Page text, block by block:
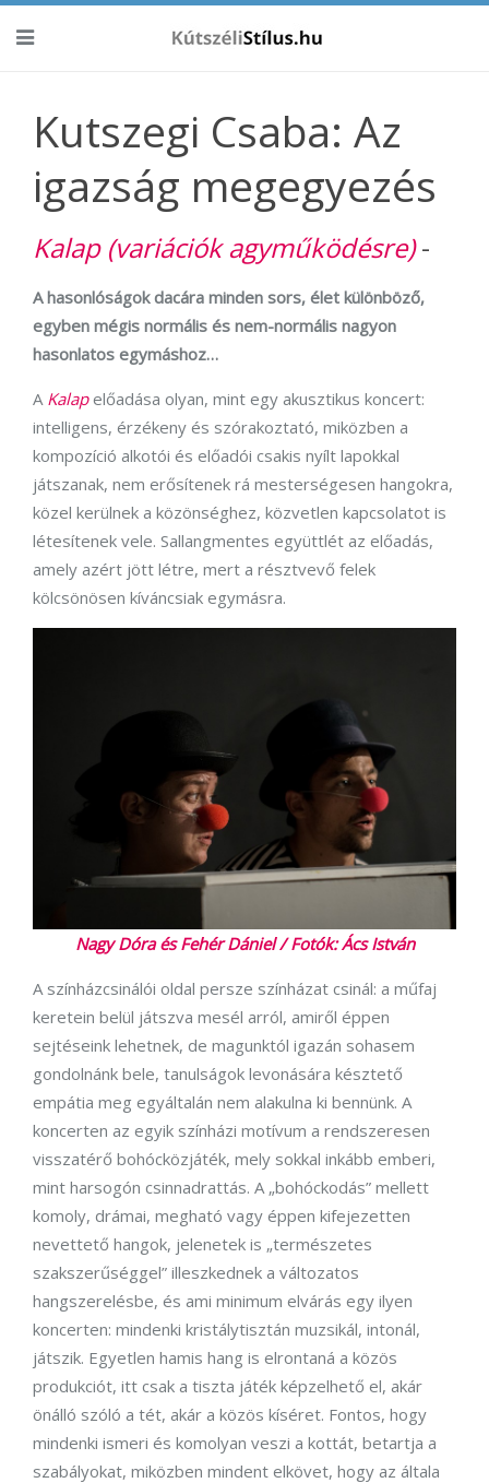
Kutszegi Csaba: Az
igazság megegyezés
Kalap (variációk agyműködésre)-
A hasonlóságok dacára minden sors, élet különböző,
egyben mégis normális és nem-normális nagyon
hasonlatos egymáshoz…
A Kalapelőadása olyan, mint egy akusztikus koncert:
intelligens, érzékeny és szórakoztató, miközben a
kompozíció alkotói és előadói csakis nyílt lapokkal
játszanak, nem erősítenek rá mesterségesen hangokra,
közel kerülnek a közönséghez, közvetlen kapcsolatot is
létesítenek vele. Sallangmentes együttlét az előadás,
amely azért jött létre, mert a résztvevő felek
kölcsönösen kíváncsiak egymásra.
Nagy Dóra és Fehér Dániel / Fotók: Ács István
A színházcsinálói oldal persze színházat csinál: a műfaj
keretein belül játszva mesél arról, amiről éppen
sejtéseink lehetnek, de magunktól igazán sohasem
gondolnánk bele, tanulságok levonására késztető
empátia meg egyáltalán nem alakulna ki bennünk. A
koncerten az egyik színházi motívum a rendszeresen
visszatérő bohócközjáték, mely sokkal inkább emberi,
mint harsogón csinnadrattás. A „bohóckodás” mellett
komoly, drámai, megható vagy éppen kifejezetten
nevettető hangok, jelenetek is „természetes
szakszerűséggel” illeszkednek a változatos
hangszerelésbe, és ami minimum elvárás egy ilyen
koncerten: mindenki kristálytisztán muzsikál, intonál,
játszik. Egyetlen hamis hang is elrontaná a közös
produkciót, itt csak a tiszta játék képzelhető el, akár
önálló szóló a tét, akár a közös kíséret. Fontos, hogy
mindenki ismeri és komolyan veszi a kottát, betartja a
szabályokat, miközben mindent elkövet, hogy az általa